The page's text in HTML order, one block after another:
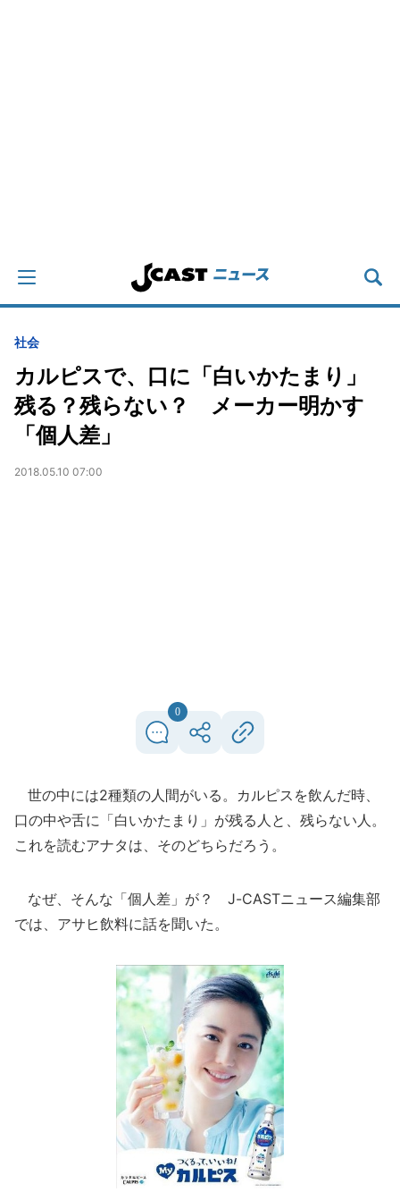
社会
カルピスで、口に「白いかたまり」
残る？残らない？ メーカー明かす
「個人差」
2018.05.10 07:00
0
世の中には2種類の人間がいる。カルピスを飲んだ時、
口の中や舌に「白いかたまり」が残る人と、残らない人。
これを読むアナタは、そのどちらだろう。
なぜ、そんな「個人差」が？ J-CASTニュース編集部
では、アサヒ飲料に話を聞いた。